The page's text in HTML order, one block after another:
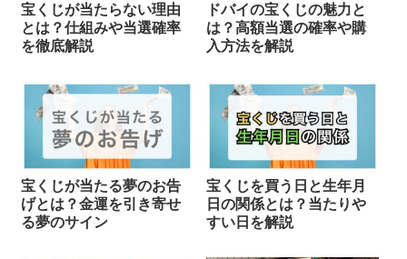
宝くじが当たらない理由
とは？仕組みや当選確率
を徹底解説
ドバイの宝くじの魅力と
は？高額当選の確率や購
入方法を解説
宝くじが当たる夢のお告
げとは？金運を引き寄せ
る夢のサイン
宝くじを買う日と生年月
日の関係とは？当たりや
すい日を解説